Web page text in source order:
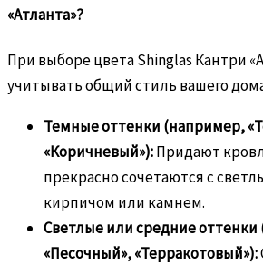
«Атланта»?
При выборе цвета Shinglas Кантри
учитывать общий стиль вашего
Темные оттенки (например,
«Коричневый»):Придают
прекрасно сочетаются с
кирпичом или камнем.
Светлые или средние
«Песочный», «Терракотовый»):